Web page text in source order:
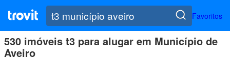
Favoritos
530 imóveis t3 para alugar em Município de
Aveiro